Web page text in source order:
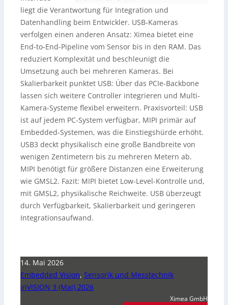
liegt die Verantwortung für Integration und
Datenhandling beim Entwickler. USB-Kameras
verfolgen einen anderen Ansatz: Ximea bietet eine
End-to-End-Pipeline vom Sensor bis in den RAM. Das
reduziert Komplexität und beschleunigt die
Umsetzung auch bei mehreren Kameras. Bei
Skalierbarkeit punktet USB: Über das PCIe-Backbone
lassen sich weitere Controller integrieren und Multi-
Kamera-Systeme flexibel erweitern. Praxisvorteil: USB
ist auf jedem PC-System verfügbar, MIPI primär auf
Embedded-Systemen, was die Einstiegshürde erhöht.
USB3 deckt physikalisch eine große Bandbreite von
wenigen Zentimetern bis zu mehreren Metern ab.
MIPI benötigt für größere Distanzen eine Erweiterung
wie GMSL2. Fazit: MIPI bietet Low-Level-Kontrolle und,
mit GMSL2, physikalische Reichweite. USB überzeugt
durch Verfügbarkeit, Skalierbarkeit und geringeren
Integrationsaufwand.
14. Mai 2026
Embedded Vision, Sensorik und Messtechnik
inVISION 3 (Mai) 2026
Ximea GmbH